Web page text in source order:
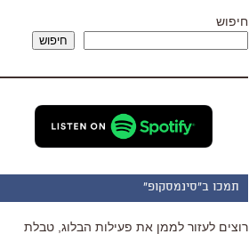
חיפוש
חיפוש
תמכו ב"סינמסקופ"
רוצים לעזור לממן את פעילות הבלוג, טבלת